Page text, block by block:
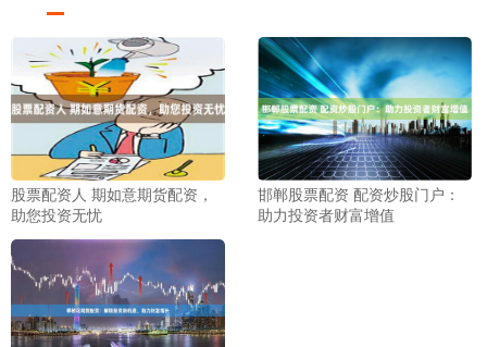
股票配资人 期如意期货配资，
助您投资无忧
邯郸股票配资 配资炒股门户：
助力投资者财富增值